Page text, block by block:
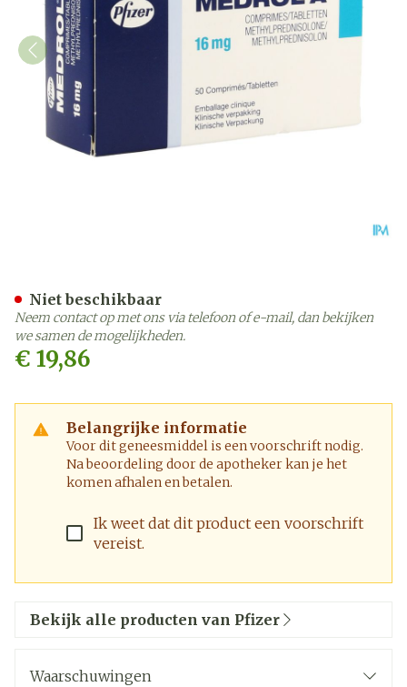
€ 19,86
Belangrijke informatie
Voor dit geneesmiddel is een voorschrift nodig.
Na beoordeling door de apotheker kan je het
komen afhalen en betalen.
Ik weet dat dit product een voorschrift
vereist.
Niet beschikbaar
Neem contact op met ons via telefoon of e-mail, dan bekijken
we samen de mogelijkheden.
Bekijk alle producten van Pfizer
Waarschuwingen